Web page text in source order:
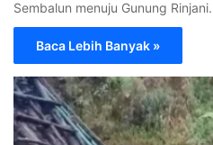
Sembalun menuju Gunung
Baca Lebih Banyak »